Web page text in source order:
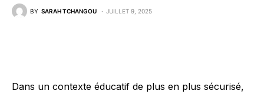
BY SARAH TCHANGOU JUILLET 9, 2025
Dans un contexte éducatif de plus en plus sécurisé,